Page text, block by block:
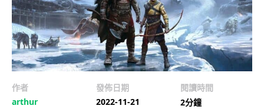
作者
arthur
發佈日期
2022-11-21
閱讀時間
2分鐘